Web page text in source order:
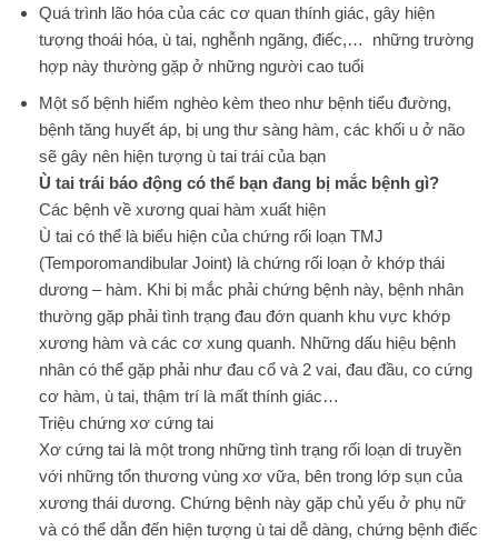
Quá trình lão hóa của các cơ quan thính giác, gây hiện
tượng thoái hóa, ù tai, nghễnh ngãng, điếc,… những trường
hợp này thường gặp ở những người cao tuổi
Một số bệnh hiểm nghèo kèm theo như bệnh tiểu đường,
bệnh tăng huyết áp, bị ung thư sàng hàm, các khối u ở não
sẽ gây nên hiện tượng ù tai trái của bạn
Ù tai trái báo động có thể bạn đang bị mắc bệnh gì?
Các bệnh về xương quai hàm xuất hiện
Ù tai có thể là biểu hiện của chứng rối loạn TMJ
(Temporomandibular Joint) là chứng rối loạn ở khớp thái
dương – hàm. Khi bị mắc phải chứng bệnh này, bệnh nhân
thường gặp phải tình trạng đau đớn quanh khu vực khớp
xương hàm và các cơ xung quanh. Những dấu hiệu bệnh
nhân có thể gặp phải như đau cổ và 2 vai, đau đầu, co cứng
cơ hàm, ù tai, thậm trí là mất thính giác…
Triệu chứng xơ cứng tai
Xơ cứng tai là một trong những tình trạng rối loạn di truyền
với những tổn thương vùng xơ vữa, bên trong lớp sụn của
xương thái dương. Chứng bệnh này gặp chủ yếu ở phụ nữ
và có thể dẫn đến hiện tượng ù tai dễ dàng, chứng bệnh điếc